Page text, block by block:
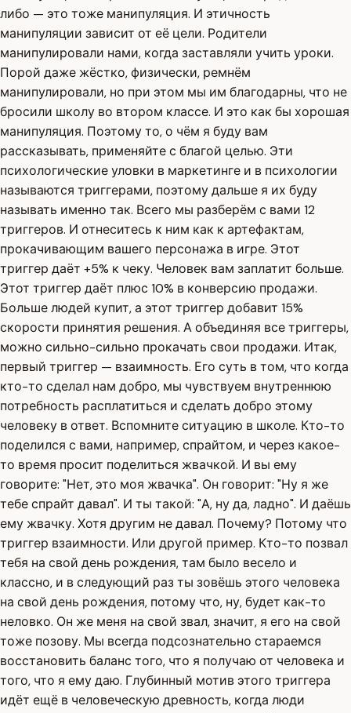
либо — это тоже манипуляция. И этичность
манипуляции зависит от её цели. Родители
манипулировали нами, когда заставляли учить уроки.
Порой даже жёстко, физически, ремнём
манипулировали, но при этом мы им благодарны, что не
бросили школу во втором классе. И это как бы хорошая
манипуляция. Поэтому то, о чём я буду вам
рассказывать, применяйте с благой целью. Эти
психологические уловки в маркетинге и в психологии
называются триггерами, поэтому дальше я их буду
называть именно так. Всего мы разберём с вами 12
триггеров. И отнеситесь к ним как к артефактам,
прокачивающим вашего персонажа в игре. Этот
триггер даёт +5% к чеку. Человек вам заплатит больше.
Этот триггер даёт плюс 10% в конверсию продажи.
Больше людей купит, а этот триггер добавит 15%
скорости принятия решения. А объединяя все триггеры,
можно сильно-сильно прокачать свои продажи. Итак,
первый триггер — взаимность. Его суть в том, что когда
кто-то сделал нам добро, мы чувствуем внутреннюю
потребность расплатиться и сделать добро этому
человеку в ответ. Вспомните ситуацию в школе. Кто-то
поделился с вами, например, спрайтом, и через какое-
то время просит поделиться жвачкой. И вы ему
говорите: "Нет, это моя жвачка". Он говорит: "Ну я же
тебе спрайт давал". И ты такой: "А, ну да, ладно". И даёшь
ему жвачку. Хотя другим не давал. Почему? Потому что
триггер взаимности. Или другой пример. Кто-то позвал
тебя на свой день рождения, там было весело и
классно, и в следующий раз ты зовёшь этого человека
на свой день рождения, потому что, ну, будет как-то
неловко. Он же меня на свой звал, значит, я его на свой
тоже позову. Мы всегда подсознательно стараемся
восстановить баланс того, что я получаю от человека и
того, что я ему даю. Глубинный мотив этого триггера
идёт ещё в человеческую древность, когда люди